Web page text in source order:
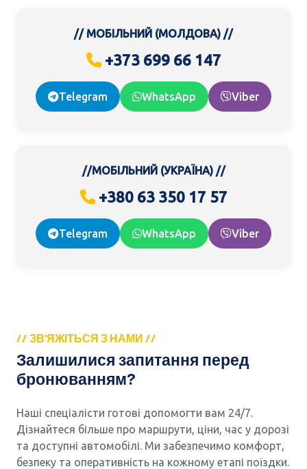
// МОБІЛЬНИЙ (МОЛДОВА) //
+373 699 66 147
Telegram WhatsApp Viber
//МОБІЛЬНИЙ (УКРАЇНА) //
+380 63 350 17 57
Telegram WhatsApp Viber
// ЗВ’ЯЖІТЬСЯ З НАМИ //
Залишилися запитання перед
бронюванням?
Наші спеціалісти готові допомогти вам 24/7.
Дізнайтеся більше про маршрути, ціни, час у дорозі
та доступні автомобілі. Ми забезпечимо комфорт,
безпеку та оперативність на кожному етапі поїздки.